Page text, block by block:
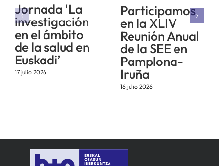
Jornada ‘La
investigación
en el ámbito
de la salud en
Euskadi’
17 julio 2026
Participamos
en la XLIV
Reunión Anual
de la SEE en
Pamplona-
Iruña
16 julio 2026